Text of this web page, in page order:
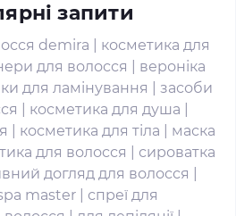
запити
demira
косметика для
для волосся
вероніка
для ламінування
засоби
косметика для душа
косметика для тіла
маска
для волосся
сироватка
догляд для волосся
master
спреї для